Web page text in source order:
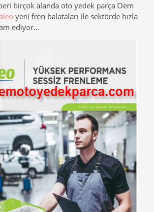
birçok alanda oto yedek parça Oem
yeni fren balataları ile sektörde hızla
ediyor...